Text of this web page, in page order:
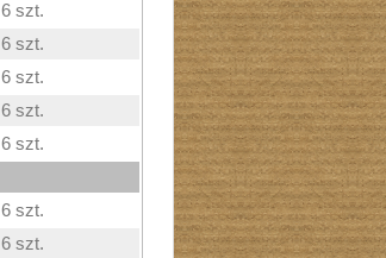
6 szt.
6 szt.
6 szt.
6 szt.
6 szt.
6 szt.
6 szt.